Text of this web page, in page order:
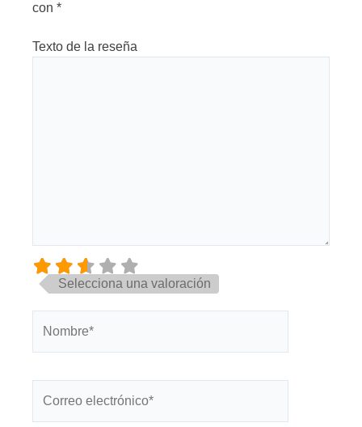
con *
Texto de la reseña
Selecciona una valoración
electrónico*